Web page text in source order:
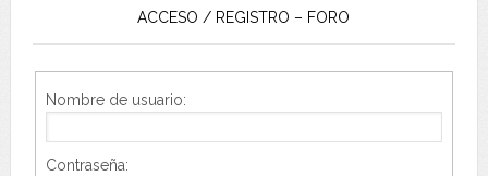
ACCESO / REGISTRO – FORO
Nombre de usuario:
Contraseña: